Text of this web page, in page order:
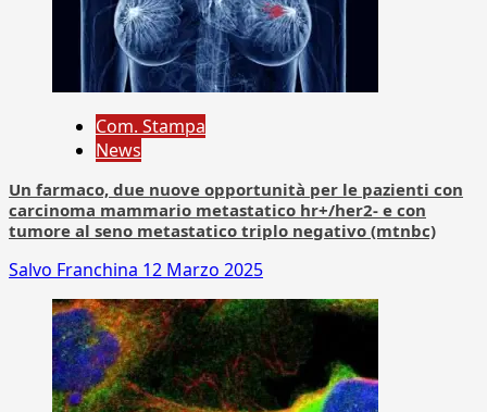
Com. Stampa
News
Un farmaco, due nuove opportunità per le pazienti con
carcinoma mammario metastatico hr+/her2- e con
tumore al seno metastatico triplo negativo (mtnbc)
Salvo Franchina 12 Marzo 2025